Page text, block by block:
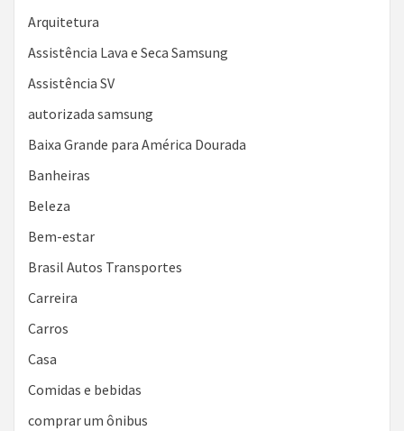
Arquitetura
Assistência Lava e Seca Samsung
Assistência SV
autorizada samsung
Baixa Grande para América Dourada
Banheiras
Beleza
Bem-estar
Brasil Autos Transportes
Carreira
Carros
Casa
Comidas e bebidas
comprar um ônibus